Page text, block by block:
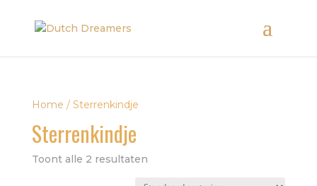
Home / Sterrenkindje
Sterrenkindje
Toont alle 2 resultaten